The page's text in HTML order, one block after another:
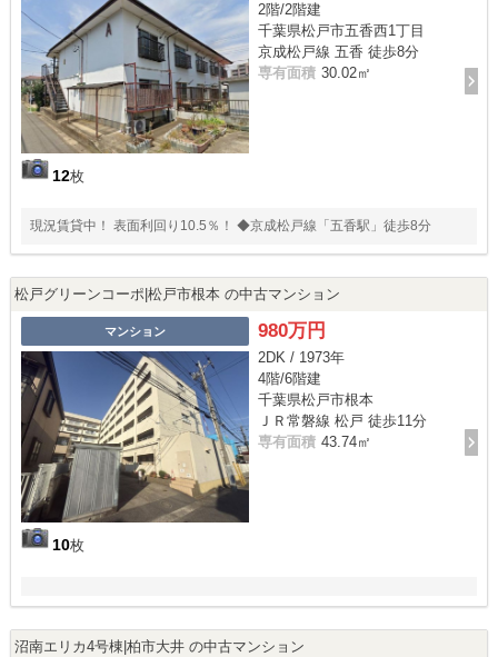
12枚
2階/2階建
千葉県松戸市五香西1丁目
京成松戸線 五香 徒歩8分
専有面積 30.02㎡
現況賃貸中！ 表面利回り10.5％！ ◆京成松戸線「五香駅」徒歩8分
松戸グリーンコーポ|松戸市根本 の中古マンション
マンション
10枚
980万円
2DK / 1973年
4階/6階建
千葉県松戸市根本
ＪＲ常磐線 松戸 徒歩11分
専有面積 43.74㎡
沼南エリカ4号棟|柏市大井 の中古マンション